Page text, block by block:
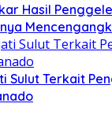
Hasil
Sulut Terkait